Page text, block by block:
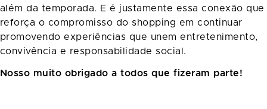
além da temporada. E é justamente essa conexão que
reforça o compromisso do shopping em continuar
promovendo experiências que unem entretenimento,
convivência e responsabilidade social.
Nosso muito obrigado a todos que fizeram parte!